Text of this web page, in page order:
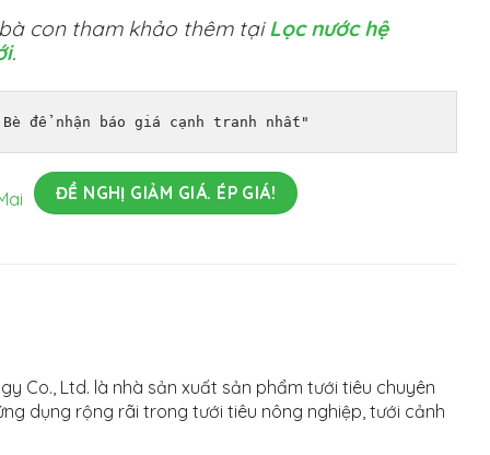
con tham khảo thêm tạiLọc nước hệ
.
để nhận báo giá cạnh tranh nhất"
ĐỀ NGHỊ GIẢM GIÁ. ÉP GIÁ!
Co., Ltd. là nhà sản xuất sản phẩm tưới tiêu chuyên
dụng rộng rãi trong tưới tiêu nông nghiệp, tưới cảnh